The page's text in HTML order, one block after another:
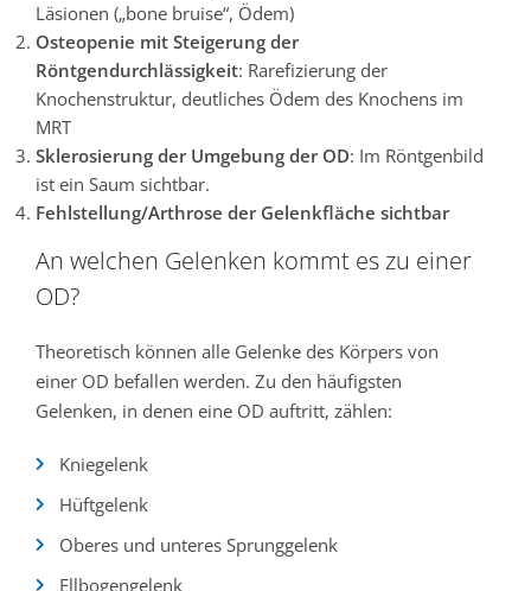
Läsionen („bone bruise“, Ödem)
Osteopenie mit Steigerung der
Röntgendurchlässigkeit: Rarefizierung der
Knochenstruktur, deutliches Ödem des Knochens im
MRT
Sklerosierung der Umgebung der OD: Im Röntgenbild
ist ein Saum sichtbar.
Fehlstellung/Arthrose der Gelenkfläche sichtbar
An welchen Gelenken kommt es zu einer
OD?
Theoretisch können alle Gelenke des Körpers von
einer OD befallen werden. Zu den häufigsten
Gelenken, in denen eine OD auftritt, zählen:
Kniegelenk
Hüftgelenk
Oberes und unteres Sprunggelenk
Ellbogengelenk